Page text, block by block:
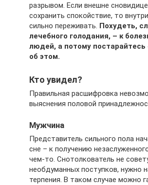
разрывом. Если внешне
сохранить спокойствие, то
сильно переживать. Похудеть,
лечебного голодания, – к
людей, а потому
об этом.
Кто увидел?
Правильная расшифровка
выяснения половой
Мужчина
Представитель сильного пола
сне – к получению
чем-то. Снотолкователь не
необдуманных поступков, нужно
терпения. В таком случае можно